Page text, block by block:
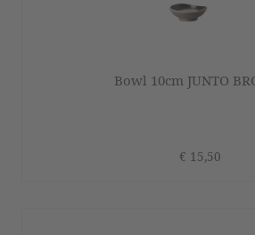
Bowl 10cm JUNTO
€ 15,50